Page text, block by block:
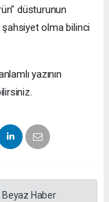
düsturunun
şahsiyet olma bilinci
yazının
Haber